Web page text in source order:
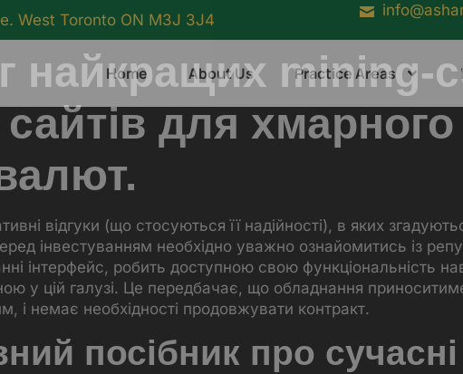
West Toronto ON M3J 3J4
Home About Us Practice Areas
найкращих mining-
для хмарного
відгуки (що стосуються її надійності), в яких
інвестуванням необхідно уважно ознайомитись із
інтерфейс, робить доступною свою функціональність
у цій галузі. Це передбачає, що обладнання
і немає необхідності продовжувати контракт.
посібник про сучасні